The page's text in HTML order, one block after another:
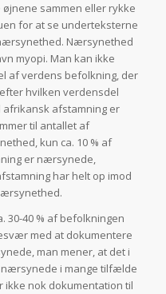
sammen eller rykke
for at se underteksterne
Nærsynethed
myopi. Man kan ikke
af verdens befolkning, der
hvilken verdensdel
afrikansk afstamning er
til antallet af
kun ca. 10 % af
er nærsynede,
har helt op imod
30-40 % af befolkningen
med at dokumentere
man mener, at det i
nærsynede i mange tilfælde
nok dokumentation til